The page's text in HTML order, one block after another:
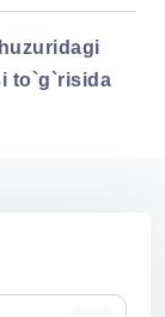
to`g`risida